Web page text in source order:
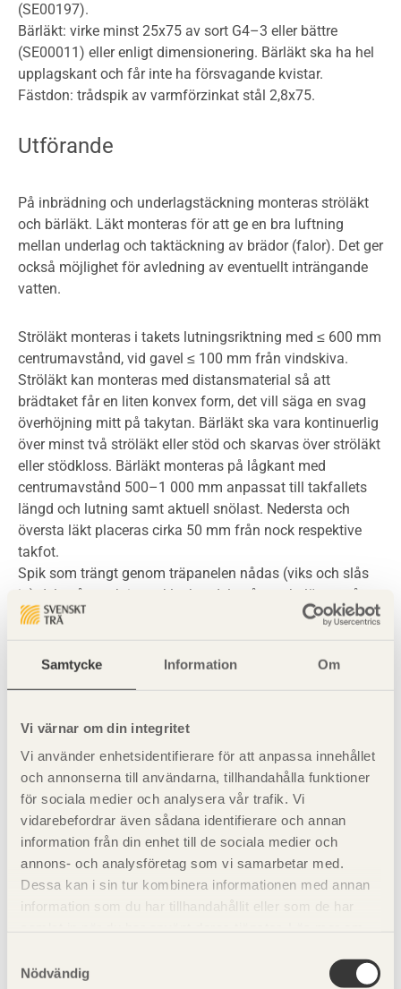
Samtycke Information Om
Vi värnar om din integritet
Vi använder enhetsidentifierare för att anpassa innehållet
och annonserna till användarna, tillhandahålla funktioner
för sociala medier och analysera vår trafik. Vi
vidarebefordrar även sådana identifierare och annan
information från din enhet till de sociala medier och
annons- och analysföretag som vi samarbetar med.
Dessa kan i sin tur kombinera informationen med annan
information som du har tillhandahållit eller som de har
Nödvändig
(SE00197).
Bärläkt: virke minst 25x75 av sort G4–3 eller bättre
(SE00011) eller enligt dimensionering. Bärläkt ska ha hel
upplagskant och får inte ha försvagande kvistar.
Fästdon: trådspik av varmförzinkat stål 2,8x75.
Utförande
På inbrädning och underlagstäckning monteras ströläkt
och bärläkt. Läkt monteras för att ge en bra luftning
mellan underlag och taktäckning av brädor (falor). Det ger
också möjlighet för avledning av eventuellt inträngande
vatten.
Ströläkt monteras i takets lutningsriktning med ≤ 600 mm
centrumavstånd, vid gavel ≤ 100 mm från vindskiva.
Ströläkt kan monteras med distansmaterial så att
brädtaket får en liten konvex form, det vill säga en svag
överhöjning mitt på takytan. Bärläkt ska vara kontinuerlig
över minst två ströläkt eller stöd och skarvas över ströläkt
eller stödkloss. Bärläkt monteras på lågkant med
centrumavstånd 500–1 000 mm anpassat till takfallets
längd och lutning samt aktuell snölast. Nedersta och
översta läkt placeras cirka 50 mm från nock respektive
takfot.
Spik som trängt genom träpanelen nådas (viks och slås
in) dels på ytor kring takluckor dels på ytor belägna på
lägre höjd än 2 m över golv i vindsutrymme. Vid
tränger igenom synlig inbrädning.
Faltak av barrträ med tjocklek ≥ 20 mm uppfyller
brandklass B ROOF (t 2). Faltak kan monteras på brännbart
eller obrännbart underlag. Vid krav på brandklassning ska
luftspalt under brädor (falor) förses med brandstopp för
att förhindra dold brandspridning. Brandstopp kan bestå
av perforerad plåt under bärläkt vid takfot och ovanför
större öppningar.